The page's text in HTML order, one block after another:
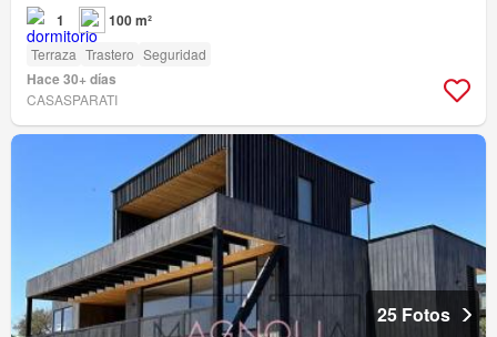
1 100 m²
Terraza Trastero Seguridad
Hace 30+ días
CASASPARATI
25 Fotos